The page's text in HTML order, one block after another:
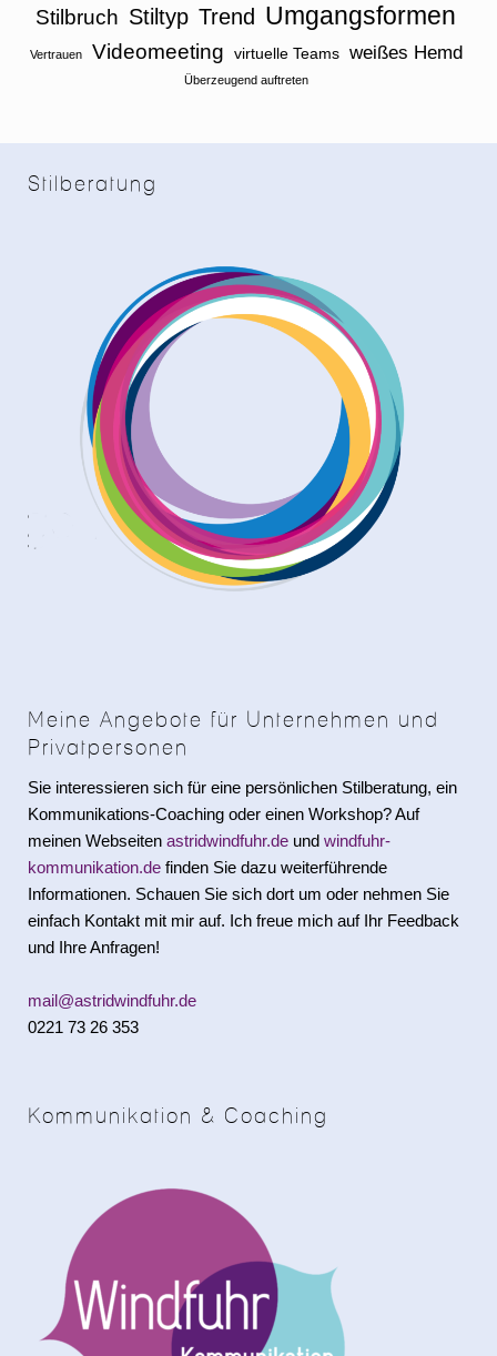
Stilbruch Stiltyp Trend Umgangsformen
Vertrauen Videomeeting virtuelle Teams weißes Hemd
Überzeugend auftreten
Stilberatung
Meine Angebote für Unternehmen und
Privatpersonen
Sie interessieren sich für eine persönlichen Stilberatung, ein
Kommunikations-Coaching oder einen Workshop? Auf
meinen Webseiten astridwindfuhr.de und windfuhr-
kommunikation.de finden Sie dazu weiterführende
Informationen. Schauen Sie sich dort um oder nehmen Sie
einfach Kontakt mit mir auf. Ich freue mich auf Ihr Feedback
und Ihre Anfragen!
mail@astridwindfuhr.de
0221 73 26 353
Kommunikation & Coaching